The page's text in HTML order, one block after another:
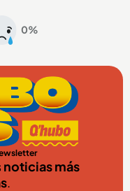
0%
noticias más
.